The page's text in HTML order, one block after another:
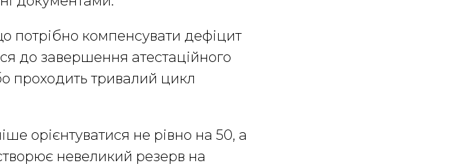
потрібно компенсувати дефіцит
до завершення атестаційного
проходить тривалий цикл
орієнтуватися не рівно на 50, а
невеликий резерв на